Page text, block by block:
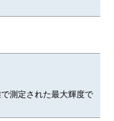
測定された最大輝度で